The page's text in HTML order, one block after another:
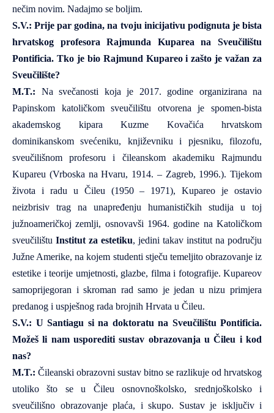
nečim novim. Nadajmo se boljim.
S.V.: Prije par godina, na tvoju inicijativu podignuta je bista
hrvatskog profesora Rajmunda Kuparea na Sveučilištu
Pontificia. Tko je bio Rajmund Kupareo i zašto je važan za
Sveučilište?
M.T.: Na svečanosti koja je 2017. godine organizirana na
Papinskom katoličkom sveučilištu otvorena je spomen-bista
akademskog kipara Kuzme Kovačića hrvatskom
dominikanskom svećeniku, književniku i pjesniku, filozofu,
sveučilišnom profesoru i čileanskom akademiku Rajmundu
Kupareu (Vrboska na Hvaru, 1914. – Zagreb, 1996.). Tijekom
života i radu u Čileu (1950 – 1971), Kupareo je ostavio
neizbrisiv trag na unapređenju humanističkih studija u toj
južnoameričkoj zemlji, osnovavši 1964. godine na Katoličkom
sveučilištu Institut za estetiku, jedini takav institut na području
Južne Amerike, na kojem studenti stječu temeljito obrazovanje iz
estetike i teorije umjetnosti, glazbe, filma i fotografije. Kupareov
samoprijegoran i skroman rad samo je jedan u nizu primjera
predanog i uspješnog rada brojnih Hrvata u Čileu.
S.V.: U Santiagu si na doktoratu na Sveučilištu Pontificia.
Možeš li nam usporediti sustav obrazovanja u Čileu i kod
nas?
M.T.: Čileanski obrazovni sustav bitno se razlikuje od hrvatskog
utoliko što se u Čileu osnovnoškolsko, srednjoškolsko i
sveučilišno obrazovanje plaća, i skupo. Sustav je isključiv i